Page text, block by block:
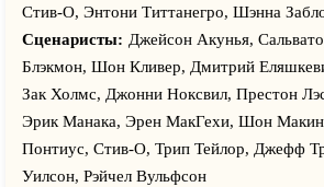
Стив-О, Энтони Титтанегро, Шэнна
Сценаристы: Джейсон Акунья,
Блэкмон, Шон Кливер, Дмитрий
Зак Холмс, Джонни Ноксвил, Престон
Эрик Манака, Эрен МакГехи, Шон
Понтиус, Стив-О, Трип Тейлор, Джефф
Уилсон, Рэйчел Вульфсон